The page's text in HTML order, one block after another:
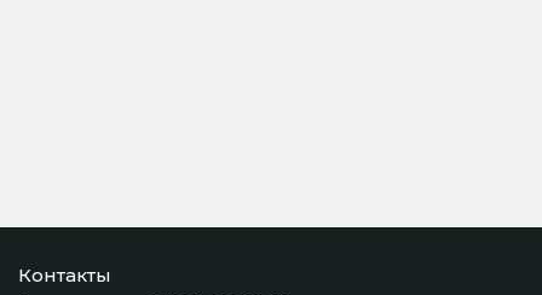
Контакты